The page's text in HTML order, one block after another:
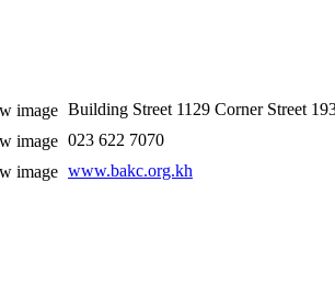
Building Street 1129 Corner Street
​ 023 622 7070
www.bakc.org.kh